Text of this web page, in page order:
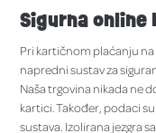
Sigurna online
Pri kartičnom plaćanju
napredni sustav za
Naša trgovina nikada ne
kartici. Također, podaci
sustava. Izolirana jezgra